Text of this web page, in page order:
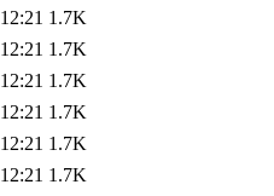
1.7K
1.7K
1.7K
1.7K
1.7K
1.7K